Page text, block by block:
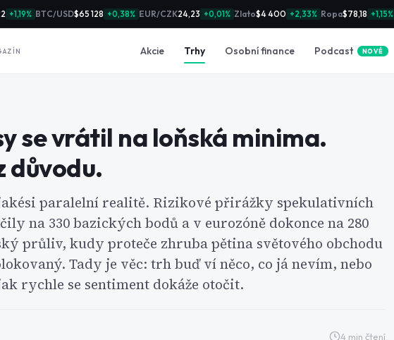
+1,19% BTC/USD$65 128 +0,38% EUR/CZK24,23 +0,01% Zlato$4 400 +2,33% Ropa$78,18 +1,15%
Akcie Trhy Osobní finance Podcast NOVÉ
se vrátil na loňská minima.
důvodu.
paralelní realitě. Rizikové přirážky spekulativních
na 330 bazických bodů a v eurozóně dokonce na 280
průliv, kudy proteče zhruba pětina světového obchodu
Tady je věc: trh buď ví něco, co já nevím, nebo
rychle se sentiment dokáže otočit.
4 min čtení